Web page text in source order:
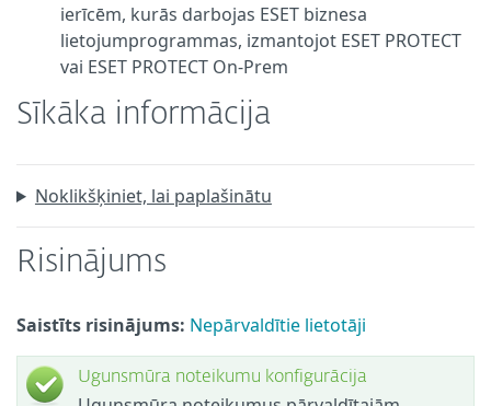
ierīcēm, kurās darbojas ESET biznesa
lietojumprogrammas, izmantojot ESET PROTECT
vai ESET PROTECT On-Prem
Sīkāka informācija
Noklikšķiniet, lai paplašinātu
Risinājums
Saistīts risinājums: Nepārvaldītie lietotāji
Ugunsmūra noteikumu konfigurācija